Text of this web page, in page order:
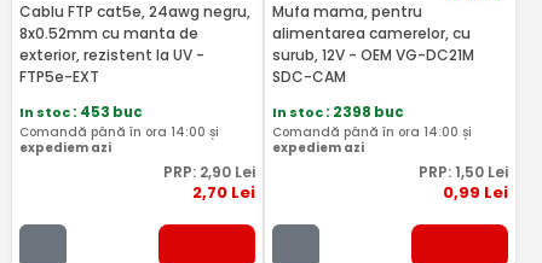
Cablu FTP cat5e, 24awg negru,
8x0.52mm cu manta de
exterior, rezistent la UV -
FTP5e-EXT
In stoc: 453 buc
Comandă până în ora 14:00 și
expediem azi
PRP: 2,90Lei
2,70Lei
Mufa mama, pentru
alimentarea camerelor, cu
surub, 12V - OEM VG-DC21M
SDC-CAM
In stoc: 2398 buc
Comandă până în ora 14:00 și
expediem azi
PRP: 1,50 Lei
0,99 Lei